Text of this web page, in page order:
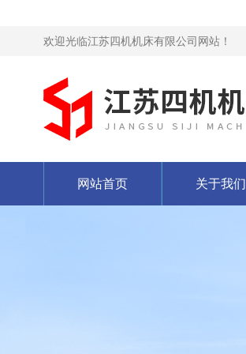
欢迎光临江苏四机机床有限公司网站！
网站首页 关于我们